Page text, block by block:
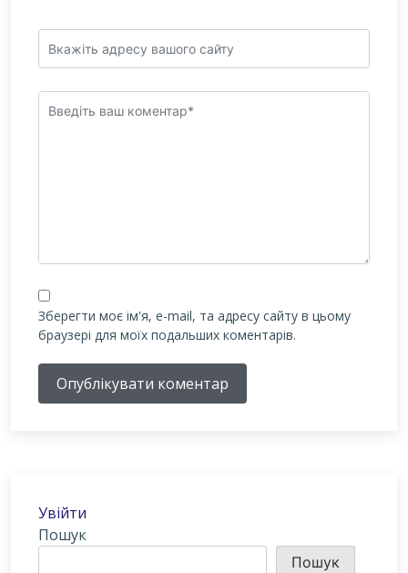
Зберегти моє ім'я, e-mail, та адресу сайту в цьому
браузері для моїх подальших коментарів.
Опублікувати коментар
Увійти
Пошук
Пошук